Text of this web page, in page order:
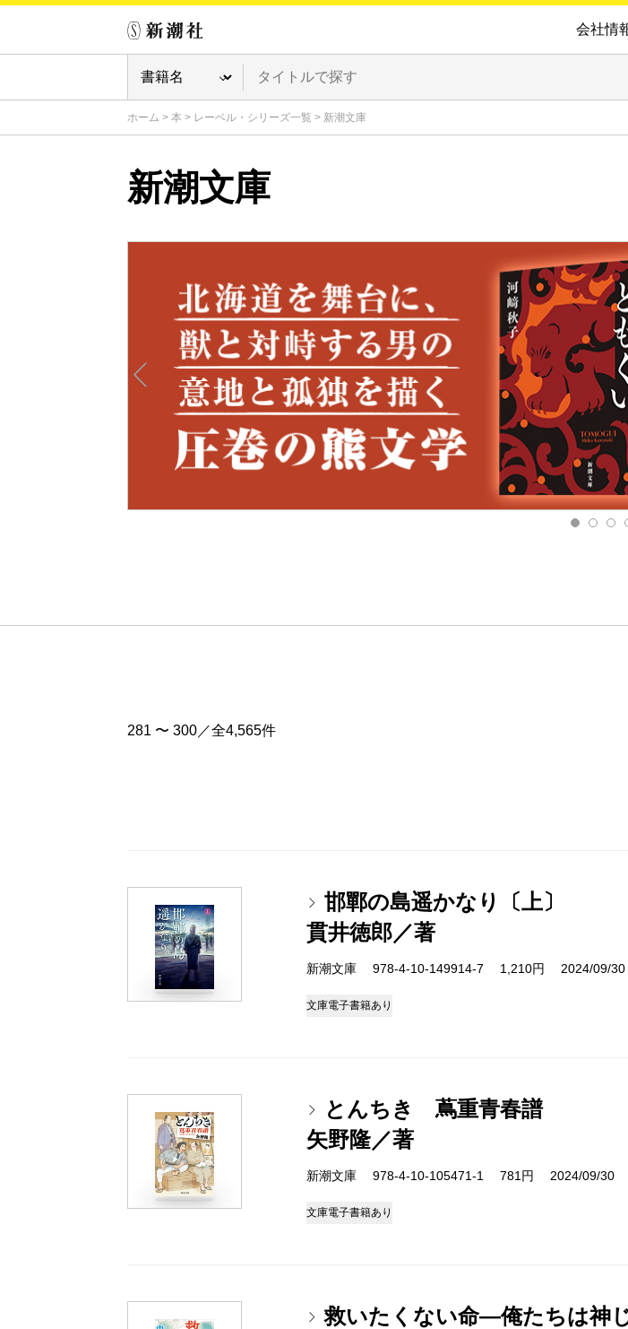
会社情
ホーム > 本 > レーベル・シリーズ一覧 > 新潮文庫
新潮文庫
281 〜 300／全4,565件
邯鄲の島遥かなり〔上〕
貫井徳郎／著
新潮文庫 978-4-10-149914-7 1,210円 2024/09/30
文庫電子書籍あり
とんちき 蔦重青春譜
矢野隆／著
新潮文庫 978-4-10-105471-1 781円 2024/09/30
文庫電子書籍あり
救いたくない命―俺たちは神